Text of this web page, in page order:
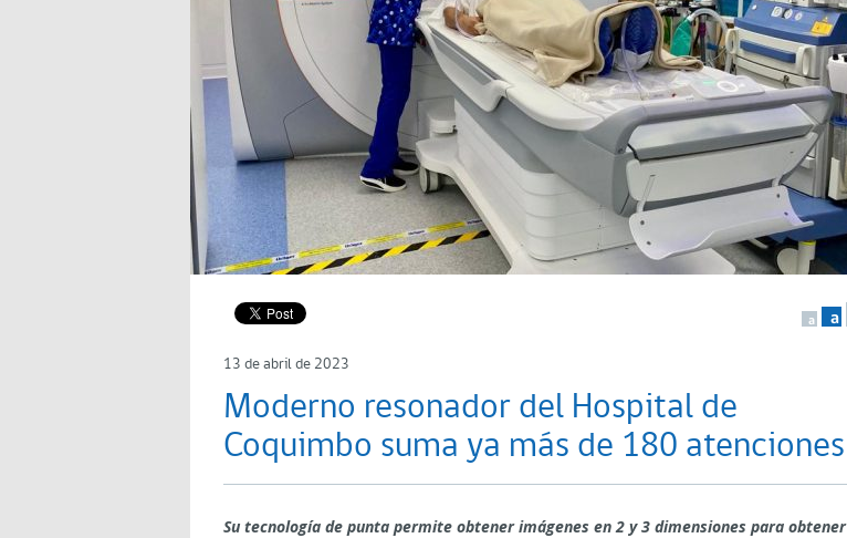
a a
13 de abril de 2023
Moderno resonador del Hospital de
Coquimbo suma ya más de 180 atenciones
Su tecnología de punta permite obtener imágenes en 2 y 3 dimensiones para obtener